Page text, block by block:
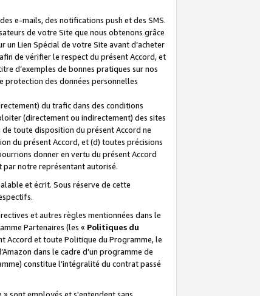
e-mails, des notifications push et des SMS.
de votre Site que nous obtenons grâce
un Lien Spécial de votre Site avant d’acheter
de vérifier le respect du présent Accord, et
d’exemples de bonnes pratiques sur nos
protection des données personnelles
du trafic dans des conditions
(directement ou indirectement) des sites
toute disposition du présent Accord ne
du présent Accord, et (d) toutes précisions
donner en vertu du présent Accord
par notre représentant autorisé.
et écrit. Sous réserve de cette
et autres règles mentionnées dans le
Partenaires (les « Politiques du
Accord et toute Politique du Programme, le
dans le cadre d’un programme de
constitue l’intégralité du contrat passé